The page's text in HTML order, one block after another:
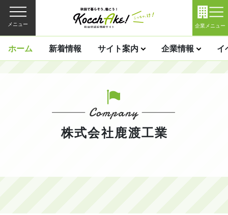
メニュー 企業メニュー
ホーム 新着情報 サイト案内 企業情報 イ
株式会社鹿渡工業